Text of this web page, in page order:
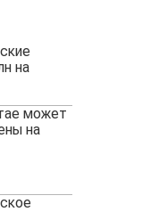
на
может
на